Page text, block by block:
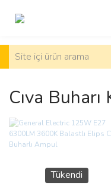
Cıva
Tükendi